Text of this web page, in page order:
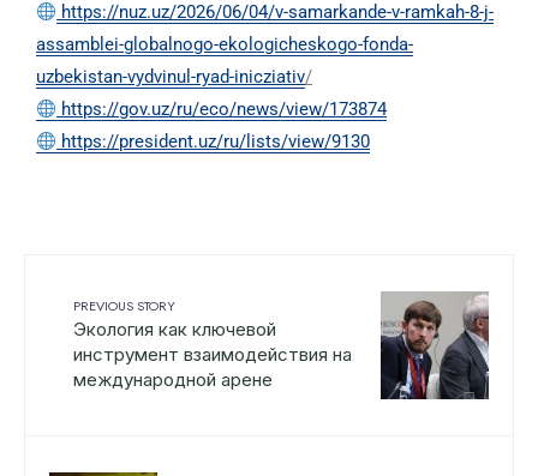
https://nuz.uz/2026/06/04/v-samarkande-v-ramkah-8-j-
assamblei-globalnogo-ekologicheskogo-fonda-
uzbekistan-vydvinul-ryad-inicziativ/
https://gov.uz/ru/eco/news/view/173874
https://president.uz/ru/lists/view/9130
PREVIOUS STORY
Экология как ключевой
инструмент взаимодействия на
международной арене